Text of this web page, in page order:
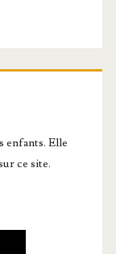
enfants. Elle
ce site.